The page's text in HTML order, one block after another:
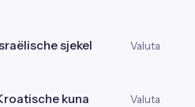
sjekel
Valuta
kuna
Valuta